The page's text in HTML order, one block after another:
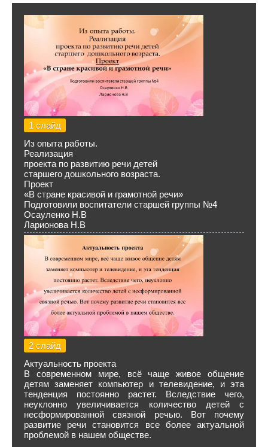
1 слайд
Из опыта работы.
Реализация
проекта по развитию речи детей
старшего дошкольного возраста.
Проект
«В стране красивой и грамотной речи»
Подготовили воспитатели старшей группы №4
Осауленко Н.В
Ларионова Н.В
2 слайд
Актуальность проекта
В современном мире, всё чаще живое общение
детям заменяет компьютер и телевидение, и эта
тенденция постоянно растет. Вследствие чего,
неуклонно увеличивается количество детей с
несформированной связной речью. Вот почему
развитие речи становится все более актуальной
проблемой в нашем обществе.